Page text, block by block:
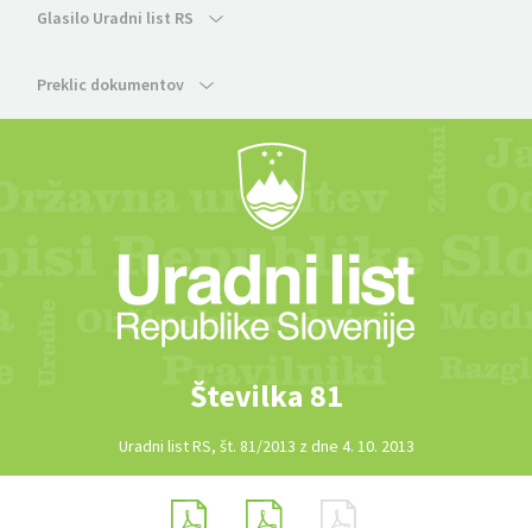
Glasilo Uradni list RS
Preklic dokumentov
Številka 81
Uradni list RS, št. 81/2013 z dne 4. 10. 2013